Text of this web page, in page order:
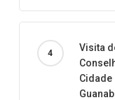
Visita
Cidade